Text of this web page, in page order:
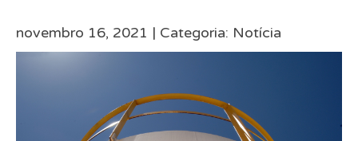
novembro 16, 2021 | Categoria: Notícia